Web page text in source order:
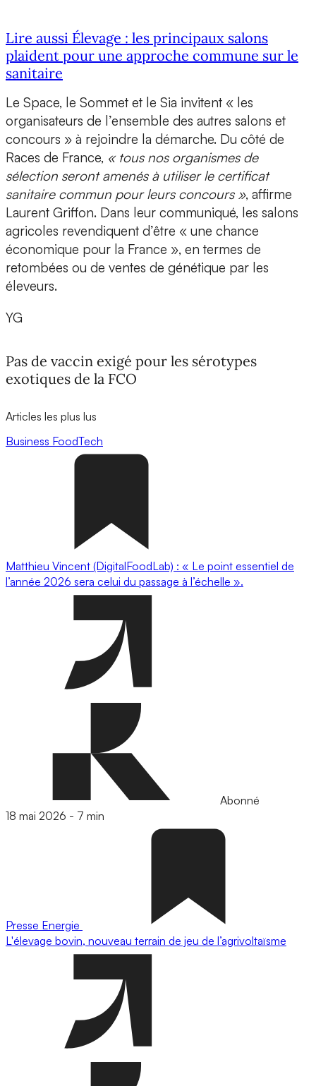
Lire aussi Élevage : les principaux salons
plaident pour une approche commune sur le
sanitaire
Le Space, le Sommet et le Sia invitent « les
organisateurs de l’ensemble des autres salons et
concours » à rejoindre la démarche. Du côté de
Races de France, « tous nos organismes de
sélection seront amenés à utiliser le certificat
sanitaire commun pour leurs concours », affirme
Laurent Griffon. Dans leur communiqué, les salons
agricoles revendiquent d’être « une chance
économique pour la France », en termes de
retombées ou de ventes de génétique par les
éleveurs.
YG
Pas de vaccin exigé pour les sérotypes
exotiques de la FCO
Articles les plus lus
Business FoodTech
Matthieu Vincent (DigitalFoodLab) : « Le point essentiel de
l’année 2026 sera celui du passage à l’échelle ».
Abonné
18 mai 2026 - 7 min
Presse Energie
L'élevage bovin, nouveau terrain de jeu de l’agrivoltaïsme